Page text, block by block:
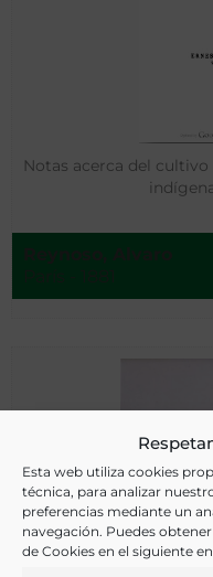
Esta web utiliza cookies
técnica, para analizar
preferencias mediante un
navegación. Puedes
de Cookies en el siguiente
Notas acerca del